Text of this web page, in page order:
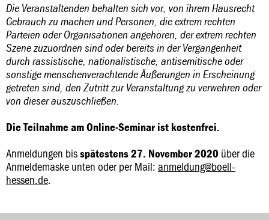
Die Veranstaltenden behalten sich vor, von ihrem Hausrecht
Gebrauch zu machen und Personen, die extrem rechten
Parteien oder Organisationen angehören, der extrem rechten
Szene zuzuordnen sind oder bereits in der Vergangenheit
durch rassistische, nationalistische, antisemitische oder
sonstige menschenverachtende Äußerungen in Erscheinung
getreten sind, den Zutritt zur Veranstaltung zu verwehren oder
von dieser auszuschließen.
Die Teilnahme am Online-Seminar ist kostenfrei.
Anmeldungen bisspätestens 27. November 2020 über die
Anmeldemaske unten oder per Mail: anmeldung@boell-
hessen.de.